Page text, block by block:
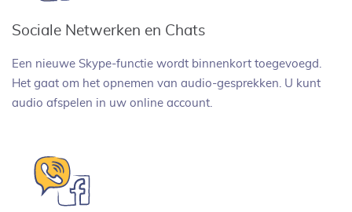
Sociale Netwerken en Chats
Een nieuwe Skype-functie wordt binnenkort toegevoegd.
Het gaat om het opnemen van audio-gesprekken. U kunt
audio afspelen in uw online account.